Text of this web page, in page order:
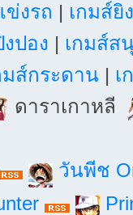
ข่งรถ | เกมส์ยิ
ปอง | เกมส์ส
มส์กระดาน | เ
ดาราเกาหลี
วันพีช